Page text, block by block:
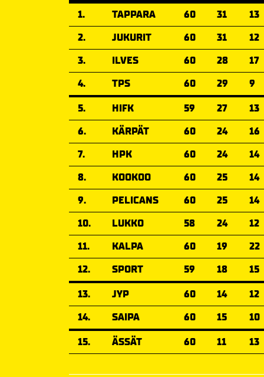
1.
TAPPARA 60 31 13
2.
JUKURIT 60 31 12
3.
ILVES 60 28 17
4.
TPS 60 29 9
5.
HIFK 59 27 13
6.
KÄRPÄT 60 24 16
7.
HPK 60 24 14
8.
KOOKOO 60 25 14
9.
PELICANS 60 25 14
10.
LUKKO 58 24 12
11.
KALPA 60 19 22
12.
SPORT 59 18 15
13.
JYP 60 14 12
14.
SAIPA 60 15 10
15.
ÄSSÄT 60 11 13